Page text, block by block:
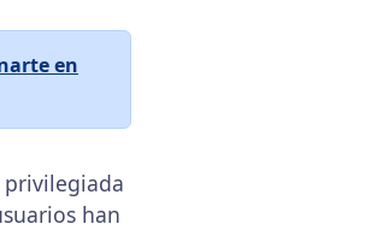
en
privilegiada
han